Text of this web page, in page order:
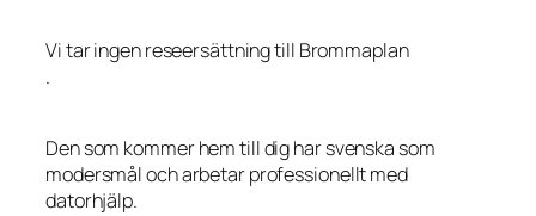
Vi tar ingen reseersättning till Brommaplan
.
Den som kommer hem till dig har svenska som
modersmål och arbetar professionellt med
datorhjälp.